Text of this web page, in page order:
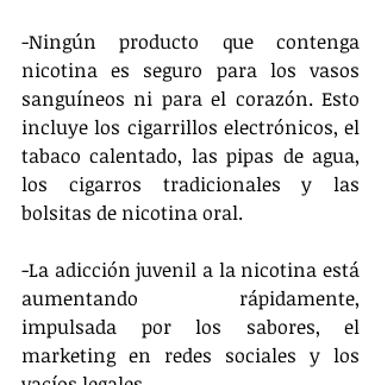
-Ningún producto que contenga
nicotina es seguro para los vasos
sanguíneos ni para el corazón. Esto
incluye los cigarrillos electrónicos, el
tabaco calentado, las pipas de agua,
los cigarros tradicionales y las
bolsitas de nicotina oral.
-La adicción juvenil a la nicotina está
aumentando rápidamente,
impulsada por los sabores, el
marketing en redes sociales y los